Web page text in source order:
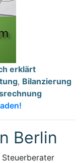
erklärt
, Bilanzierung
Berlin
Steuerberater